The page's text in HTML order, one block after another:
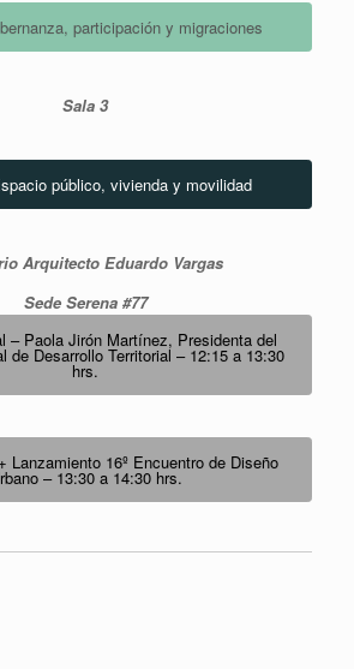
participación y migraciones
Sala 3
público, vivienda y movilidad
Arquitecto Eduardo Vargas
Sede Serena #77
– Paola Jirón Martínez, Presidenta del
de Desarrollo Territorial – 12:15 a 13:30
hrs.
Lanzamiento 16º Encuentro de Diseño
– 13:30 a 14:30 hrs.